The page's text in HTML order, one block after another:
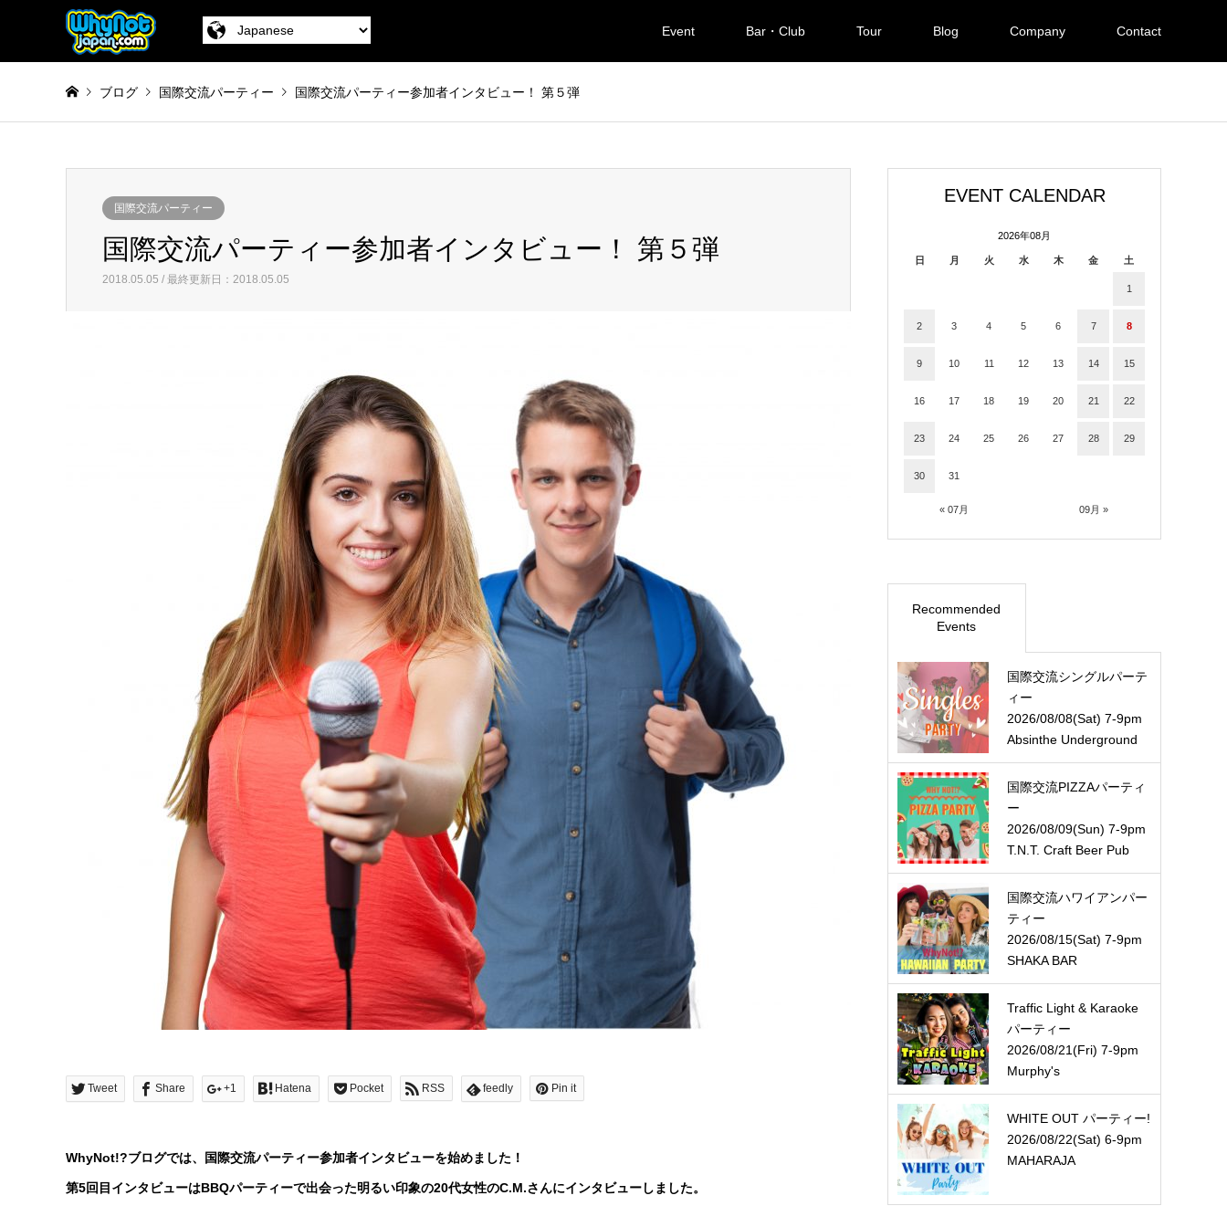
Event Bar・Club Tour Blog Company Contact
ブログ 国際交流パーティー 国際交流パーティー参加者インタビュー！ 第５弾
国際交流パーティー
国際交流パーティー参加者インタビュー！ 第５弾
2018.05.05 / 最終更新日：2018.05.05
Tweet Share +1 Hatena Pocket RSS feedly Pin it
WhyNot!?ブログでは、国際交流パーティー参加者インタビューを始めました！
第5回目インタビューはBBQパーティーで出会った明るい印象の20代女性のC.M.さんにインタビューしました。
EVENT CALENDAR
2026年08月
日 月 火 水 木 金 土
« 07月 09月 »
1
2 3 4 5 6 7 8
9 10 11 12 13 14 15
16 17 18 19 20 21 22
23 24 25 26 27 28 29
30 31
Recommended
Events
国際交流シングルパーテ
ィー
2026/08/08(Sat) 7-9pm
Absinthe Underground
国際交流PIZZAパーティ
ー
2026/08/09(Sun) 7-9pm
T.N.T. Craft Beer Pub
国際交流ハワイアンパー
ティー
2026/08/15(Sat) 7-9pm
SHAKA BAR
Traffic Light & Karaoke
パーティー
2026/08/21(Fri) 7-9pm
Murphy's
WHITE OUT パーティー!
2026/08/22(Sat) 6-9pm
MAHARAJA